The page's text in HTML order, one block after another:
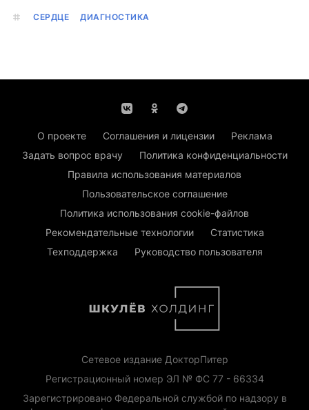
СЕРДЦЕ ДИАГНОСТИКА
О проекте Соглашения и лицензии
Реклама
Задать вопрос врачу
Политика конфиденциальности
Правила использования материалов
Пользовательское соглашение
Политика использования cookie-файлов
Рекомендательные технологии
Статистика
Техподдержка
Руководство пользователя
Сетевое издание ДокторПитер
Регистрационный номер ЭЛ № ФС 77 - 66334
Зарегистрировано Федеральной службой по надзору в